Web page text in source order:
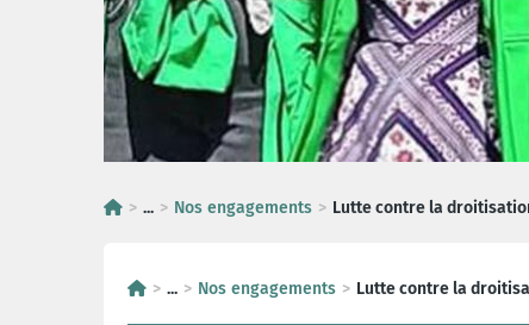
... Nos engagements Lutte contre la
... Nos engagements Lutte contre la